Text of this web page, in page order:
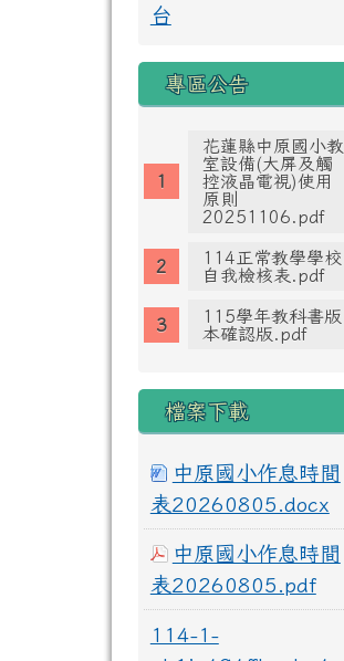
台
專區公告
花蓮縣中原國小教
室設備(大屏及觸
控液晶電視)使用
原則
20251106.pdf
114正常教學學校
自我檢核表.pdf
115學年教科書版
本確認版.pdf
檔案下載
中原國小作息時間
表20260805.docx
中原國小作息時間
表20260805.pdf
114-1-